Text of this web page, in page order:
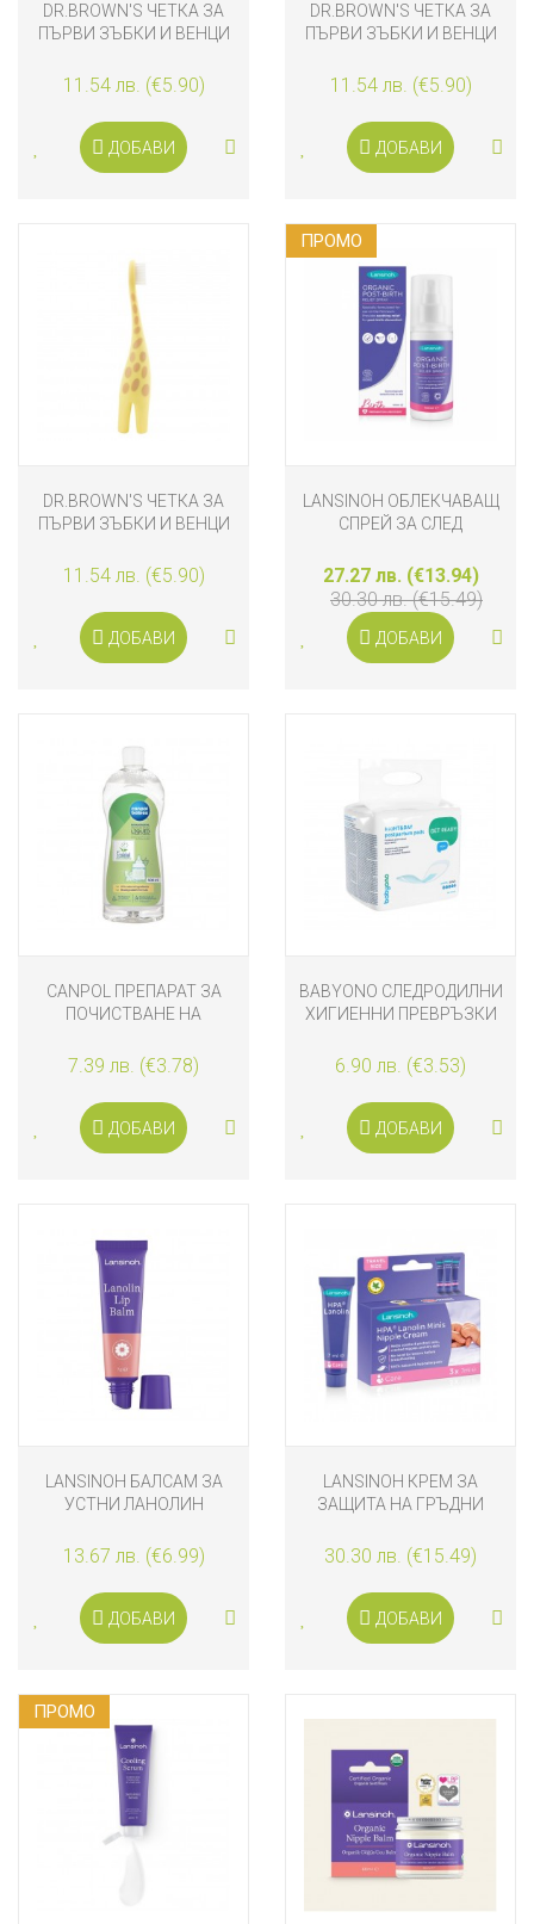
DR.BROWN'S ЧЕТКА ЗА
ПЪРВИ ЗЪБКИ И ВЕНЦИ
11.54 лв. (€5.90)
ДОБАВИ
DR.BROWN'S ЧЕТКА ЗА
ПЪРВИ ЗЪБКИ И ВЕНЦИ
11.54 лв. (€5.90)
ДОБАВИ
DR.BROWN'S ЧЕТКА ЗА
ПЪРВИ ЗЪБКИ И ВЕНЦИ
11.54 лв. (€5.90)
ДОБАВИ
ПРОМO
LANSINOH ОБЛЕКЧАВАЩ
СПРЕЙ ЗА СЛЕД
27.27 лв. (€13.94)
30.30 лв. (€15.49)
ДОБАВИ
CANPOL ПРЕПАРАТ ЗА
ПОЧИСТВАНЕ НА
7.39 лв. (€3.78)
ДОБАВИ
BABYONO СЛЕДРОДИЛНИ
ХИГИЕННИ ПРЕВРЪЗКИ
6.90 лв. (€3.53)
ДОБАВИ
LANSINOH БАЛСАМ ЗА
УСТНИ ЛАНОЛИН
13.67 лв. (€6.99)
ДОБАВИ
LANSINOH КРЕМ ЗА
ЗАЩИТА НА ГРЪДНИ
30.30 лв. (€15.49)
ДОБАВИ
ПРОМO